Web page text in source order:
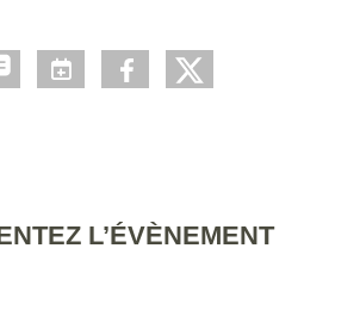
L’ÉVÈNEMENT